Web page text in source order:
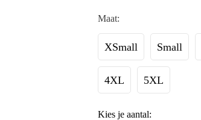
Maat:
XSmall Small
4XL 5XL
Kies je aantal: